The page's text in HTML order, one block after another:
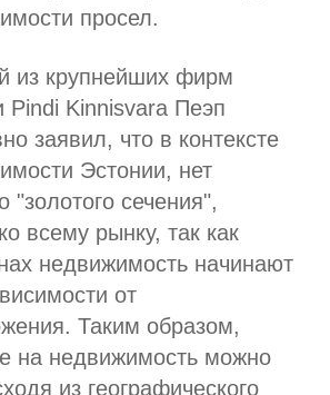
просел.
из крупнейших фирм
Pindi Kinnisvara Пеэп
заявил, что в контексте
Эстонии, нет
"золотого сечения",
всему рынку, так как
недвижимость начинают
от
Таким образом,
на недвижимость можно
из географического